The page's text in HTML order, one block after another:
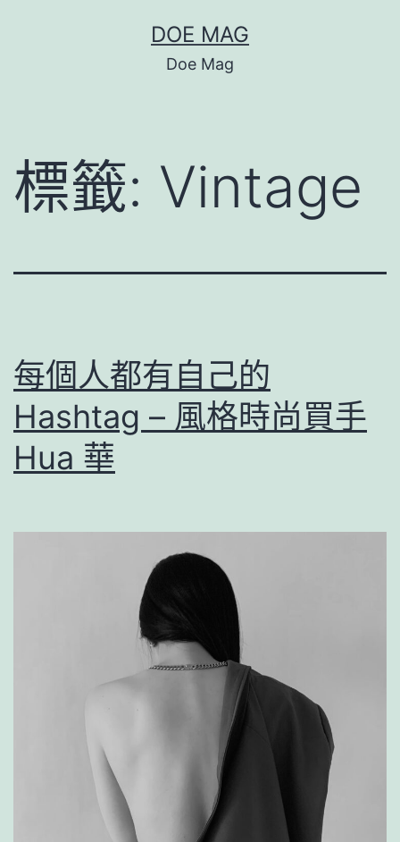
容
DOE MAG
Doe Mag
標籤: Vintage
每個人都有自己的
Hashtag – 風格時尚買手
Hua 華